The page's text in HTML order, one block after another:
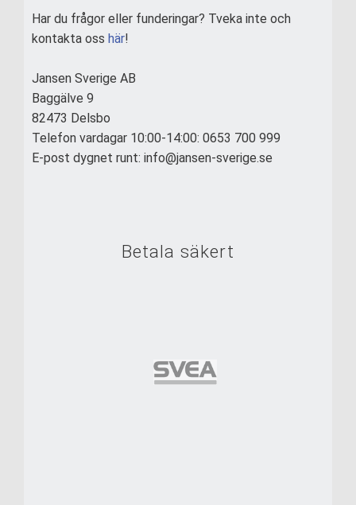
Har du frågor eller funderingar? Tveka inte och
kontakta oss här!
Jansen Sverige AB
Baggälve 9
82473 Delsbo
Telefon vardagar 10:00-14:00: 0653 700 999
E-post dygnet runt: info@jansen-sverige.se
Betala säkert